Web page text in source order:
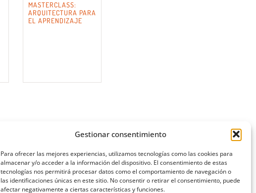
Gestionar consentimiento
Para ofrecer las mejores experiencias, utilizamos tecnologías como las cookies para
almacenar y/o acceder a la información del dispositivo. El consentimiento de estas
tecnologías nos permitirá procesar datos como el comportamiento de navegación o
las identificaciones únicas en este sitio. No consentir o retirar el consentimiento, puede
afectar negativamente a ciertas características y funciones.
MASTERCLASS:
ARQUITECTURA PARA
EL APRENDIZAJE